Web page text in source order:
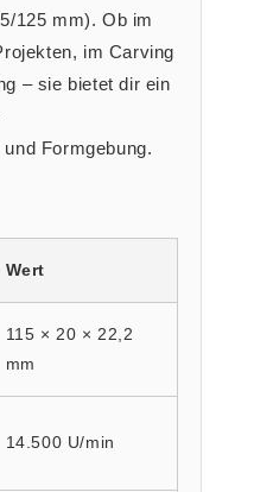
125 mm). Ob im
im Carving
– sie bietet dir ein
Formgebung.
Wert
115 × 20 × 22,2
mm
14.500 U/min